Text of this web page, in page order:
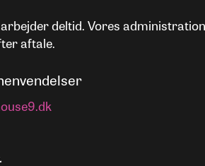
deltid. Vores administration
aftale.